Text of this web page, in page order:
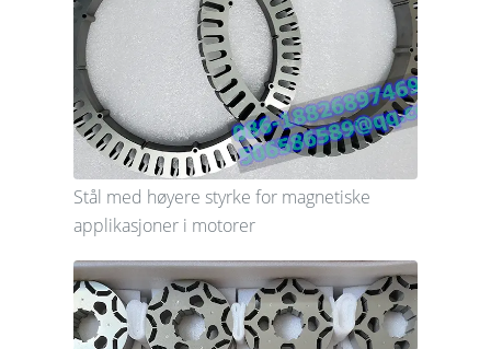
Stål med høyere styrke for magnetiske
applikasjoner i motorer